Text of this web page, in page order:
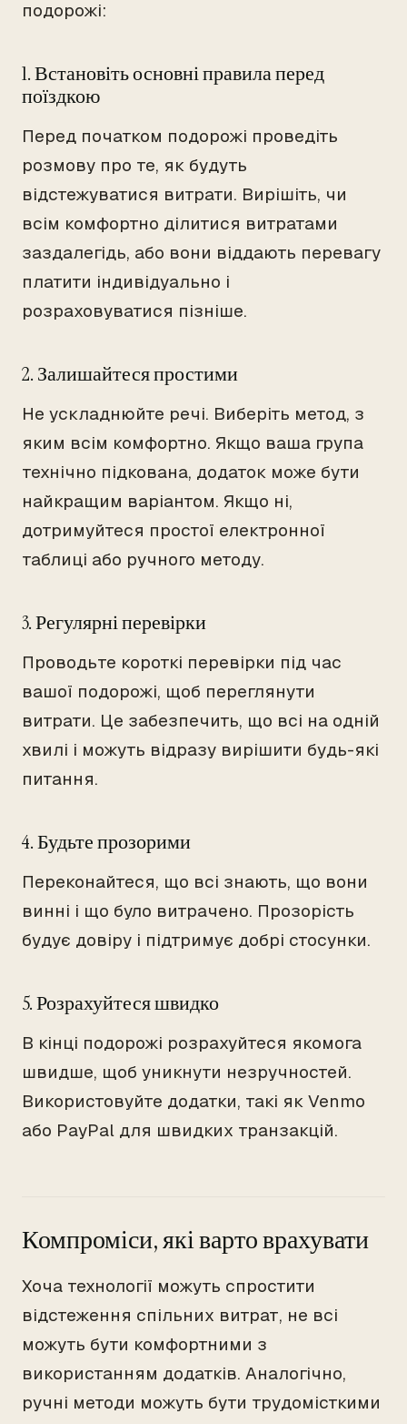
подорожі:
1. Встановіть основні правила перед
поїздкою
Перед початком подорожі проведіть
розмову про те, як будуть
відстежуватися витрати. Вирішіть, чи
всім комфортно ділитися витратами
заздалегідь, або вони віддають перевагу
платити індивідуально і
розраховуватися пізніше.
2. Залишайтеся простими
Не ускладнюйте речі. Виберіть метод, з
яким всім комфортно. Якщо ваша група
технічно підкована, додаток може бути
найкращим варіантом. Якщо ні,
дотримуйтеся простої електронної
таблиці або ручного методу.
3. Регулярні перевірки
Проводьте короткі перевірки під час
вашої подорожі, щоб переглянути
витрати. Це забезпечить, що всі на одній
хвилі і можуть відразу вирішити будь-які
питання.
4. Будьте прозорими
Переконайтеся, що всі знають, що вони
винні і що було витрачено. Прозорість
будує довіру і підтримує добрі стосунки.
5. Розрахуйтеся швидко
В кінці подорожі розрахуйтеся якомога
швидше, щоб уникнути незручностей.
Використовуйте додатки, такі як Venmo
або PayPal для швидких транзакцій.
Компроміси, які варто врахувати
Хоча технології можуть спростити
відстеження спільних витрат, не всі
можуть бути комфортними з
використанням додатків. Аналогічно,
ручні методи можуть бути трудомісткими